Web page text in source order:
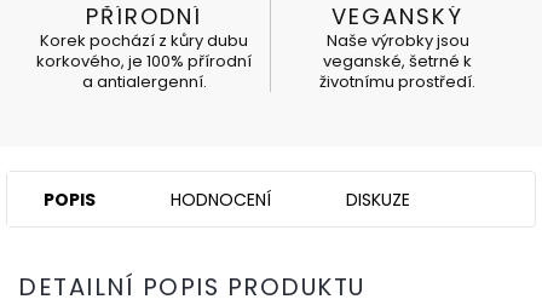
PŘÍRODNÍ
Korek pochází z kůry dubu
korkového, je 100% přírodní
a antialergenní.
VEGANSKÝ
Naše výrobky jsou
veganské, šetrné k
životnímu prostředí.
POPIS HODNOCENÍ DISKUZE
DETAILNÍ POPIS PRODUKTU